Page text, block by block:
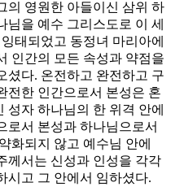
의 영원한 아들이신 삼위 하
님을 예수 그리스도로 이 세
태되었고 동정녀 마리아에
인간의 모든 속성과 약점을
셨다. 온전하고 완전하고 구
전한 인간으로서 본성은 혼
성자 하나님의 한 위격 안에
로서 본성과 하나님으로서
화되지 않고 예수님 안에
께서는 신성과 인성을 각각
시고 그 안에서 임하셨다.